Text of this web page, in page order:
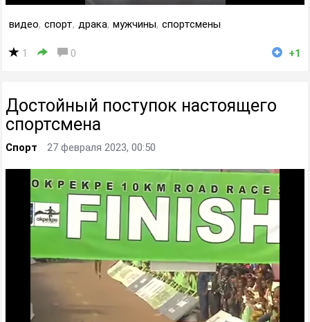
видео, спорт, драка, мужчины, спортсмены
1 0 +1
Достойный поступок настоящего
спортсмена
Спорт 27 февраля 2023, 00:50